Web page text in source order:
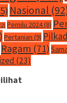
Nasional
(2) Pemilu 2024(8)
Pertanian (9)
Ragam (71)
(23)